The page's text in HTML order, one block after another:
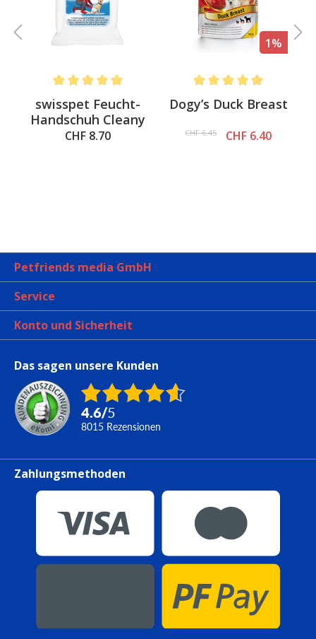
out of 5 starsAverage rating of 5 out of 5 stars
swisspet Feucht-
Handschuh Cleany
CHF 8.70
1%
Average rating of 5 out of
Dogy’s Duck Breast
CHF 6.45 CHF 6.40
Petfriends media GmbH
Service
Konto und Sicherheit
Das sagen unsere Kunden
4.6/5
8015 Rezensionen
Zahlungsmethoden